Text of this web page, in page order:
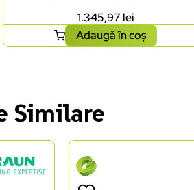
1.345,97 lei
Adaugă în coș
Similare